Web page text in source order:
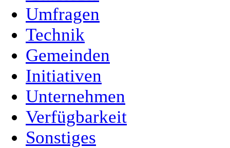
Umfragen
Technik
Gemeinden
Initiativen
Unternehmen
Verfügbarkeit
Sonstiges